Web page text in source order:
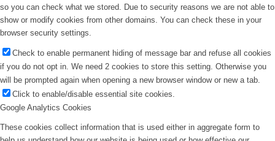
so you can check what we stored. Due to security reasons we are not able to
show or modify cookies from other domains. You can check these in your
browser security settings.
Check to enable permanent hiding of message bar and refuse all cookies
if you do not opt in. We need 2 cookies to store this setting. Otherwise you
will be prompted again when opening a new browser window or new a tab.
Click to enable/disable essential site cookies.
Google Analytics Cookies
These cookies collect information that is used either in aggregate form to